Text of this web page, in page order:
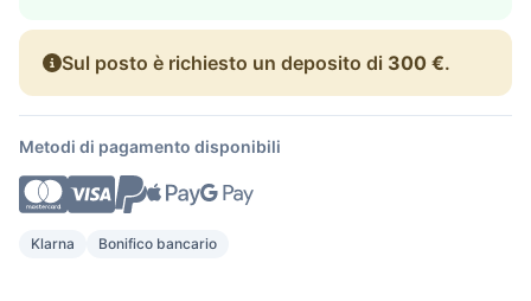
Sul posto è richiesto un deposito di 300 €.
Metodi di pagamento disponibili
Klarna Bonifico bancario